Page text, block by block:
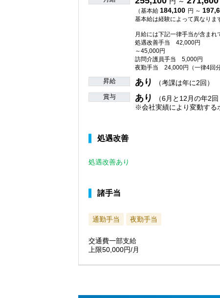
（基本給 184,100 円 ～
基本給は経験によって異なりま
月給には下記一律手当が含まれ
処遇改善手当 42,000円
～45,000円
訪問介護員手当 5,000円
夜勤手当 24,000円（一律4回
昇給 あり （考課は年に2回）
賞与 あり
（6月と12月の年2回
※会社実績により変動する
処遇改善
処遇改善あり
諸手当
通勤手当 夜勤手当
交通費一部支給
上限50,000円/月